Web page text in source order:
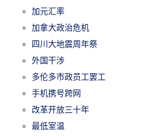
加元汇率
加拿大政治危机
四川大地震周年祭
外国干涉
多伦多市政员工罢工
手机携号跨网
改革开放三十年
最低室温